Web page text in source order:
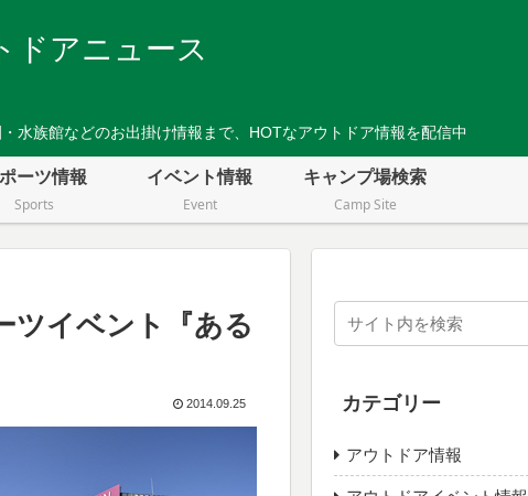
ドアニュース
水族館などのお出掛け情報まで、HOTなアウトドア情報を配信中
ーツ情報
Sports
イベント情報
Event
キャンプ場検索
Camp Site
ツイベント『ある
2014.09.25 カテゴリー
アウトドア情報